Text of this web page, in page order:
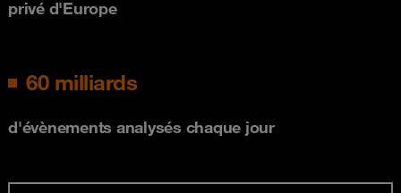
privé d'Europe
60 milliards
d'évènements analysés chaque jour